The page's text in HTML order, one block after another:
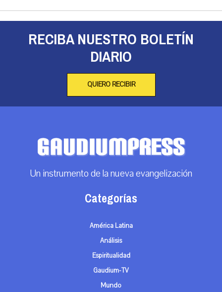
RECIBA NUESTRO BOLETÍN
DIARIO
QUIERO RECIBIR
Un instrumento de la nueva evangelización
Categorías
América Latina
Análisis
Espiritualidad
Gaudium-TV
Mundo